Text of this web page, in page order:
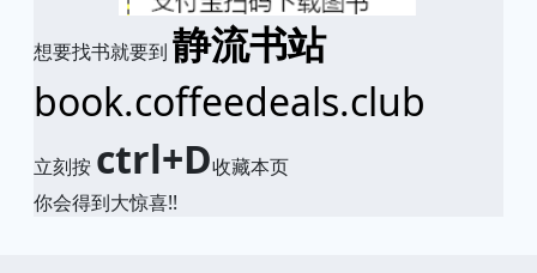
想要找书就要到 静流书站
book.coffeedeals.club
立刻按 ctrl+D收藏本页
你会得到大惊喜!!